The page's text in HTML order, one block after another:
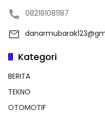
082181081187
Kategori
BERITA
TEKNO
OTOMOTIF